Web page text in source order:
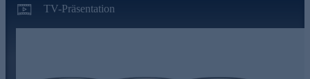
und Beilagen ein außergewöhnliches Aroma.
TV-Präsentation